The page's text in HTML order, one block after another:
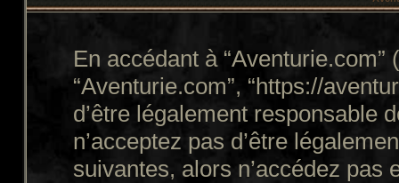
En accédant à “Aventurie.com”
“Aventurie.com”, “https://
d’être légalement responsable
n’acceptez pas d’être
suivantes, alors n’accédez pas